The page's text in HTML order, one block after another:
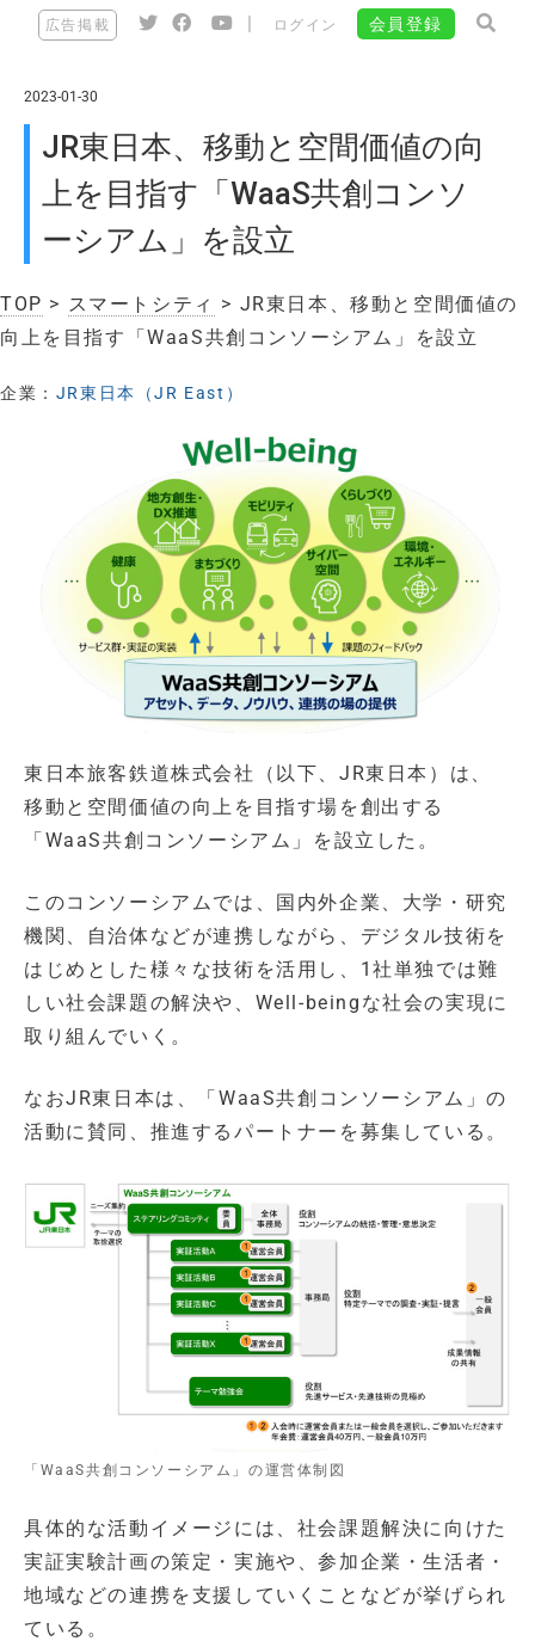
広告掲載 ログイン 会員登録
2023-01-30
JR東日本、移動と空間価値の向
上を目指す「WaaS共創コンソ
ーシアム」を設立
TOP > スマートシティ > JR東日本、移動と空間価値の
向上を目指す「WaaS共創コンソーシアム」を設立
企業： JR東日本（JR East）
東日本旅客鉄道株式会社（以下、JR東日本）は、
移動と空間価値の向上を目指す場を創出する
「WaaS共創コンソーシアム」を設立した。
このコンソーシアムでは、国内外企業、大学・研究
機関、自治体などが連携しながら、デジタル技術を
はじめとした様々な技術を活用し、1社単独では難
しい社会課題の解決や、Well-beingな社会の実現に
取り組んでいく。
なおJR東日本は、「WaaS共創コンソーシアム」の
活動に賛同、推進するパートナーを募集している。
「WaaS共創コンソーシアム」の運営体制図
具体的な活動イメージには、社会課題解決に向けた
実証実験計画の策定・実施や、参加企業・生活者・
地域などの連携を支援していくことなどが挙げられ
ている。